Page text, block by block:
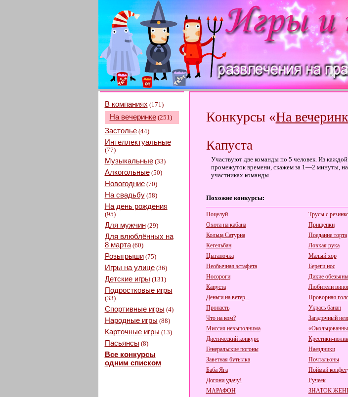
В компаниях (171)
На вечеринке(251)
Застолье(44)
Интеллектуальные
(77)
Музыкальные(33)
Алкогольные(50)
Новогодние(70)
На свадьбу(58)
На день рождения
(95)
Для мужчин(29)
Для влюблённых на
8 марта(60)
Розыгрыши(75)
Игры на улице(36)
Детские игры (131)
Подростковые игры
(33)
Спортивные игры (4)
Народные игры (88)
Карточные игры (13)
Пасьянсы (8)
Все конкурсы
одним списком
Конкурсы «На
Капуста
Участвуют две команды по 5 человек. Из
промежуток времени, скажем за 1—2 минуты,
участниках команды.
Похожие конкурсы:
Поцелуй Трусы с
Охота на кабана
Прищепки
Кольца Сатурна
Поедание торта
Кегельбан
Ловкая рука
Цыганочка
Малый хор
Необычная эстафета
Береги нос
Носороги
Дикие обезьяны
Капуста
Любители
Деньги на ветер...
Проворная
Пропасть
Укрась банан
Что на ком?
Загадочный
Миссия невыполнима
Диетический конкурс
Крестики-
Генеральские погоны
Наездники
Заветная бутылка
Почтальоны
Баба Яга
Поймай
Догони удачу!
Ручеек
МАРАФОН
ЗНАТОК